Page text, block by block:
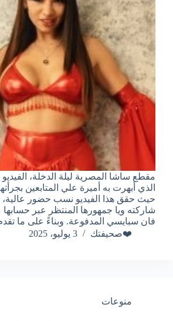
مقطع ساشا المصرية ليلة الدخلة، الفيديو
الذي أبهرت به أميرة علي المتابعين
حيث حقق هذا الفيديو نسب حضور عالية،
شاركته ويا جمهورها المنتظر عبر
فان سبايسي المدفوعة. وبناءً على ما
❤️صحيفتك
3 يوليو، 2025
منوعات